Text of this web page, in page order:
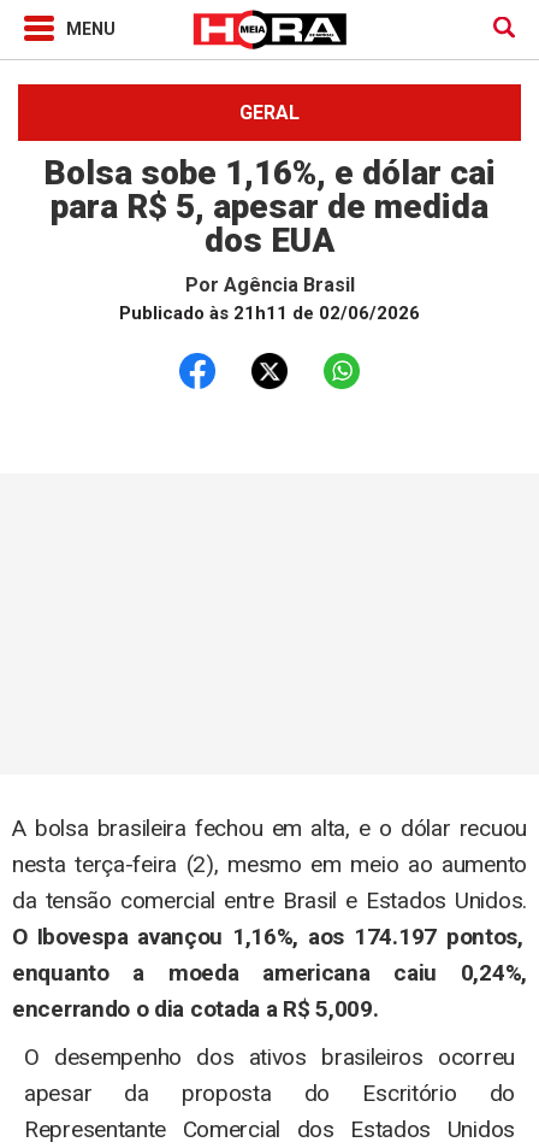
GERAL
Bolsa sobe 1,16%, e dólar cai
para R$ 5, apesar de medida
dos EUA
Por Agência Brasil
Publicado às 21h11 de 02/06/2026
A bolsa brasileira fechou em alta, e o dólar recuou
nesta terça-feira (2), mesmo em meio ao aumento
da tensão comercial entre Brasil e Estados Unidos.
O Ibovespa avançou 1,16%, aos 174.197 pontos,
enquanto a moeda americana caiu 0,24%,
encerrando o dia cotada a R$ 5,009.
O desempenho dos ativos brasileiros ocorreu
apesar da proposta do Escritório do
Representante Comercial dos Estados Unidos